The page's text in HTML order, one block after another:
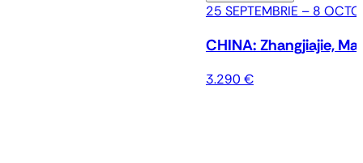
25 SEPTEMBRIE – 8
CHINA: Zhangjiajie,
3.290 €